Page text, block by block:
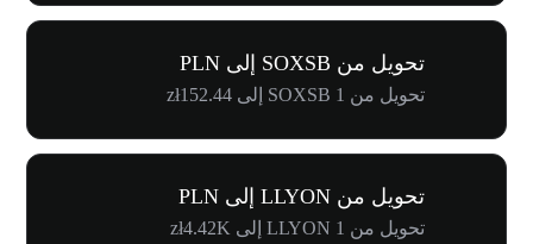
تحويل من SOXSB إلى PLN
تحويل من 1 SOXSB إلى zł152.44
تحويل من LLYON إلى PLN
تحويل من 1 LLYON إلى zł4.42K